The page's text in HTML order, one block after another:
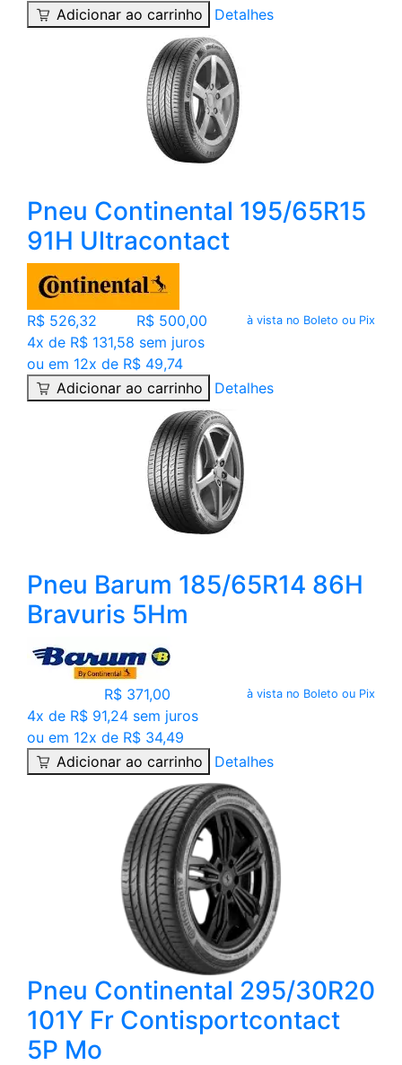
Adicionar ao carrinho
Detalhes
Pneu Continental 195/65R15
91H Ultracontact
R$ 526,32 R$ 500,00 à vista no Boleto ou Pix
4x de R$ 131,58 sem juros
ou em 12x de R$ 49,74
Adicionar ao carrinho
Detalhes
Pneu Barum 185/65R14 86H
Bravuris 5Hm
R$ 371,00 à vista no Boleto ou Pix
4x de R$ 91,24 sem juros
ou em 12x de R$ 34,49
Adicionar ao carrinho
Detalhes
Pneu Continental 295/30R20
101Y Fr Contisportcontact
5P Mo